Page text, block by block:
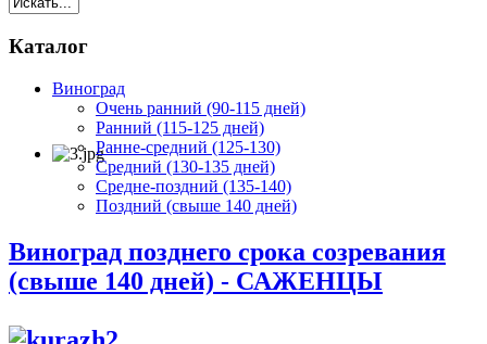
Каталог
Виноград
Очень ранний (90-115 дней)
Ранний (115-125 дней)
Ранне-средний (125-130)
Средний (130-135 дней)
Средне-поздний (135-140)
Поздний (свыше 140 дней)
Виноград позднего срока созревания
(свыше 140 дней) - САЖЕНЦЫ